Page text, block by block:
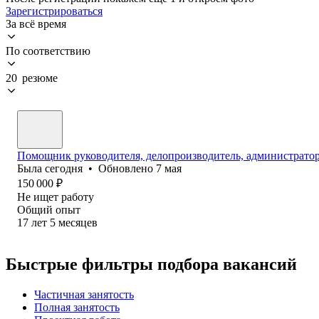
Зарегистрироваться
За всё время
По соответствию
20 резюме
Помощник руководителя, делопроизводитель,
Была сегодня • Обновлено 7 мая
150 000 ₽
Не ищет работу
Общий опыт
17 лет 5 месяцев
Быстрые фильтры подбора вакансий
Частичная занятость
Полная занятость